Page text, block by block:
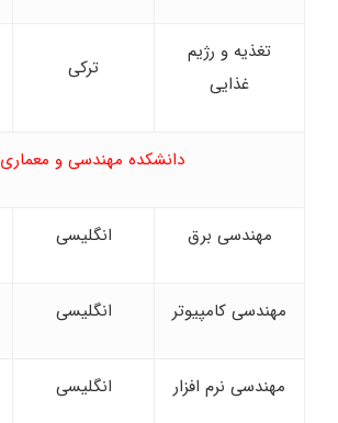
ترکی
تغذیه و رژیم
غذایی
دانشکده مهندسی و معماری
انگلیسی مهندسی برق
انگلیسی مهندسی کامپیوتر
انگلیسی مهندسی نرم افزار